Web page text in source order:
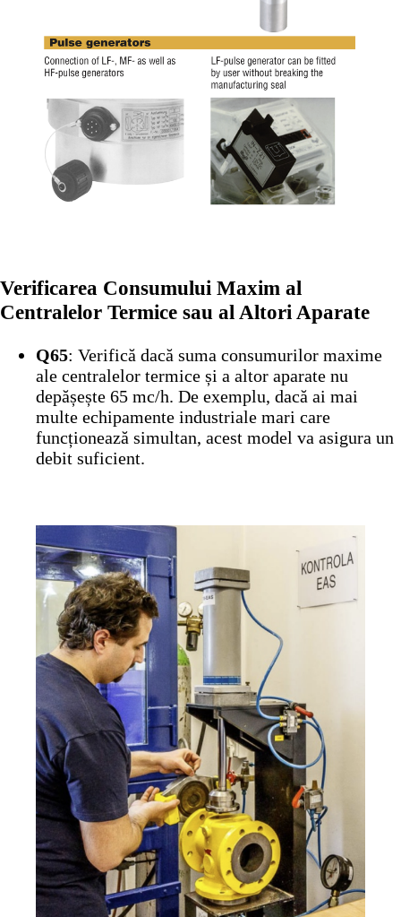
Verificarea Consumului Maxim al
Centralelor Termice sau al Altori Aparate
Q65: Verifică dacă suma consumurilor maxime
ale centralelor termice și a altor aparate nu
depășește 65 mc/h. De exemplu, dacă ai mai
multe echipamente industriale mari care
funcționează simultan, acest model va asigura un
debit suficient.